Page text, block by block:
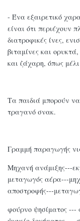
- Ένα εξαιρετικό
είναι ότι περιέχουν
διατροφικές ίνες,
βιταμίνες και
και ζάχαρη, όπως
Τα παιδιά μπορούν
τραγανό σνακ.
Γραμμή παραγωγής
Μηχανή ανάμιξης---
μεταγωγός αέρα---
αποστροφής---
φούρνο ψησίματος ---